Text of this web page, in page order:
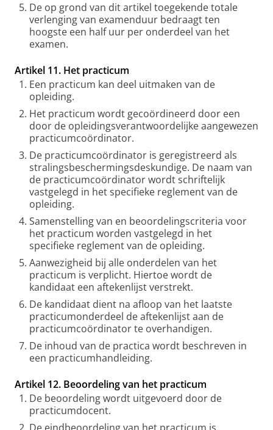
De op grond van dit artikel toegekende totale
verlenging van examenduur bedraagt ten
hoogste een half uur per onderdeel van het
examen.
Artikel 11. Het practicum
Een practicum kan deel uitmaken van de
opleiding.
Het practicum wordt gecoördineerd door een
door de opleidingsverantwoordelijke aangewezen
practicumcoördinator.
De practicumcoördinator is geregistreerd als
stralingsbeschermingsdeskundige. De naam van
de practicumcoördinator wordt schriftelijk
vastgelegd in het specifieke reglement van de
opleiding.
Samenstelling van en beoordelingscriteria voor
het practicum worden vastgelegd in het
specifieke reglement van de opleiding.
Aanwezigheid bij alle onderdelen van het
practicum is verplicht. Hiertoe wordt de
kandidaat een aftekenlijst verstrekt.
De kandidaat dient na afloop van het laatste
practicumonderdeel de aftekenlijst aan de
practicumcoördinator te overhandigen.
De inhoud van de practica wordt beschreven in
een practicumhandleiding.
Artikel 12. Beoordeling van het practicum
De beoordeling wordt uitgevoerd door de
practicumdocent.